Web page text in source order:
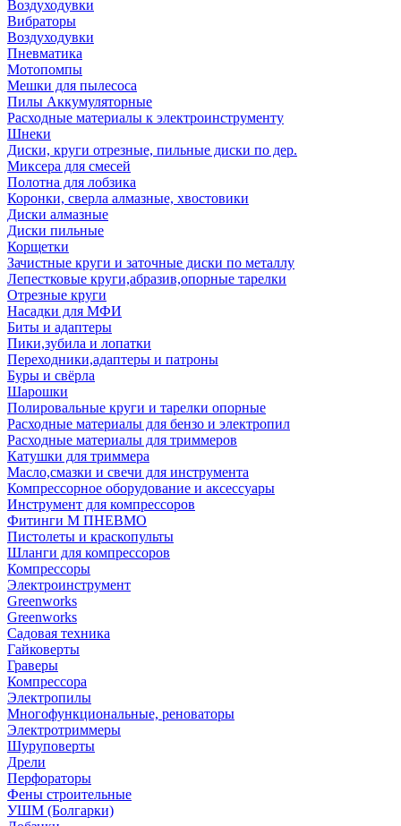
Воздуходувки
Вибраторы
Воздуходувки
Пневматика
Мотопомпы
Мешки для пылесоса
Пилы Аккумуляторные
Расходные материалы к электроинструменту
Шнеки
Диски, круги отрезные, пильные диски по дер.
Миксера для смесей
Полотна для лобзика
Коронки, сверла алмазные, хвостовики
Диски алмазные
Диски пильные
Корщетки
Зачистные круги и заточные диски по металлу
Лепестковые круги,абразив,опорные тарелки
Отрезные круги
Насадки для МФИ
Биты и адаптеры
Пики,зубила и лопатки
Переходники,адаптеры и патроны
Буры и свёрла
Шарошки
Полировальные круги и тарелки опорные
Расходные материалы для бензо и электропил
Расходные материалы для триммеров
Катушки для триммера
Масло,смазки и свечи для инструмента
Компрессорное оборудование и аксессуары
Инструмент для компрессоров
Фитинги М ПНЕВМО
Пистолеты и краскопульты
Шланги для компрессоров
Компрессоры
Электроинструмент
Greenworks
Greenworks
Садовая техника
Гайковерты
Граверы
Компрессора
Электропилы
Многофункциональные, реноваторы
Электротриммеры
Шуруповерты
Дрели
Перфораторы
Фены строительные
УШМ (Болгарки)